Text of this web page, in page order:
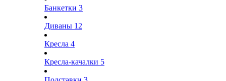
Банкетки 3
Диваны 12
Кресла 4
Кресла-качалки 5